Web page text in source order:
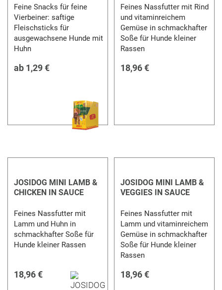
Feine Snacks für feine
Vierbeiner: saftige
Fleischsticks für
ausgewachsene Hunde mit
Huhn
ab 1,29 €
Feines Nassfutter mit Rind
und vitaminreichem
Gemüse in schmackhafter
Soße für Hunde kleiner
Rassen
18,96 €
JOSIDOG MINI LAMB &
CHICKEN IN SAUCE
Feines Nassfutter mit
Lamm und Huhn in
schmackhafter Soße für
Hunde kleiner Rassen
18,96 €
JOSIDOG MINI LAMB &
VEGGIES IN SAUCE
Feines Nassfutter mit
Lamm und vitaminreichem
Gemüse in schmackhafter
Soße für Hunde kleiner
Rassen
18,96 €